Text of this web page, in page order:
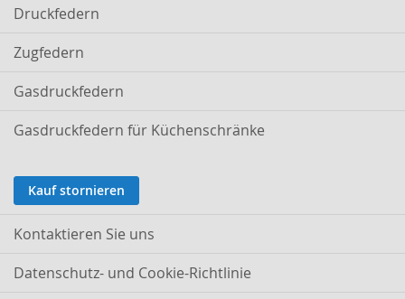
Druckfedern
Zugfedern
Gasdruckfedern
Gasdruckfedern für Küchenschränke
Kauf stornieren
Kontaktieren Sie uns
Datenschutz- und Cookie-Richtlinie